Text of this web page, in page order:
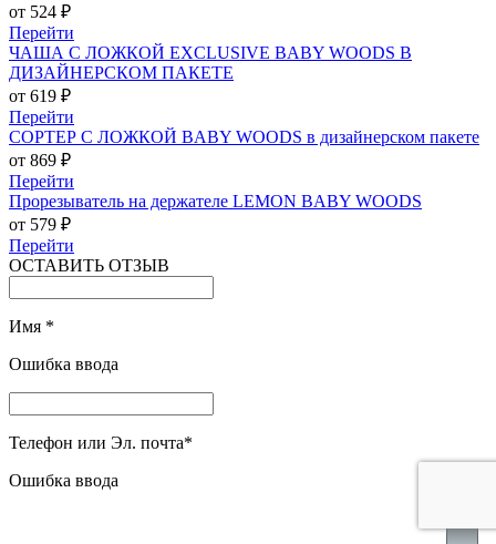
от 524 ₽
Перейти
ЧАША С ЛОЖКОЙ EXCLUSIVE BABY WOODS В
ДИЗАЙНЕРСКОМ ПАКЕТЕ
от 619 ₽
Перейти
СОРТЕР С ЛОЖКОЙ BABY WOODS в дизайнерском пакете
от 869 ₽
Перейти
Прорезыватель на держателе LEMON BABY WOODS
от 579 ₽
Перейти
ОСТАВИТЬ ОТЗЫВ
Имя *
Ошибка ввода
Телефон или Эл. почта*
Ошибка ввода